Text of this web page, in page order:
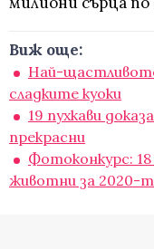
Виж още:
Най-
сладките куоки
19 пухкави
прекрасни
Фотоконкурс:
животни за 2020-